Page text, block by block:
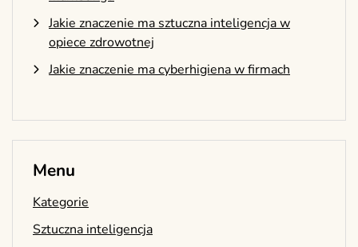
Jakie znaczenie ma sztuczna inteligencja w
opiece zdrowotnej
Jakie znaczenie ma cyberhigiena w firmach
Menu
Kategorie
Sztuczna inteligencja